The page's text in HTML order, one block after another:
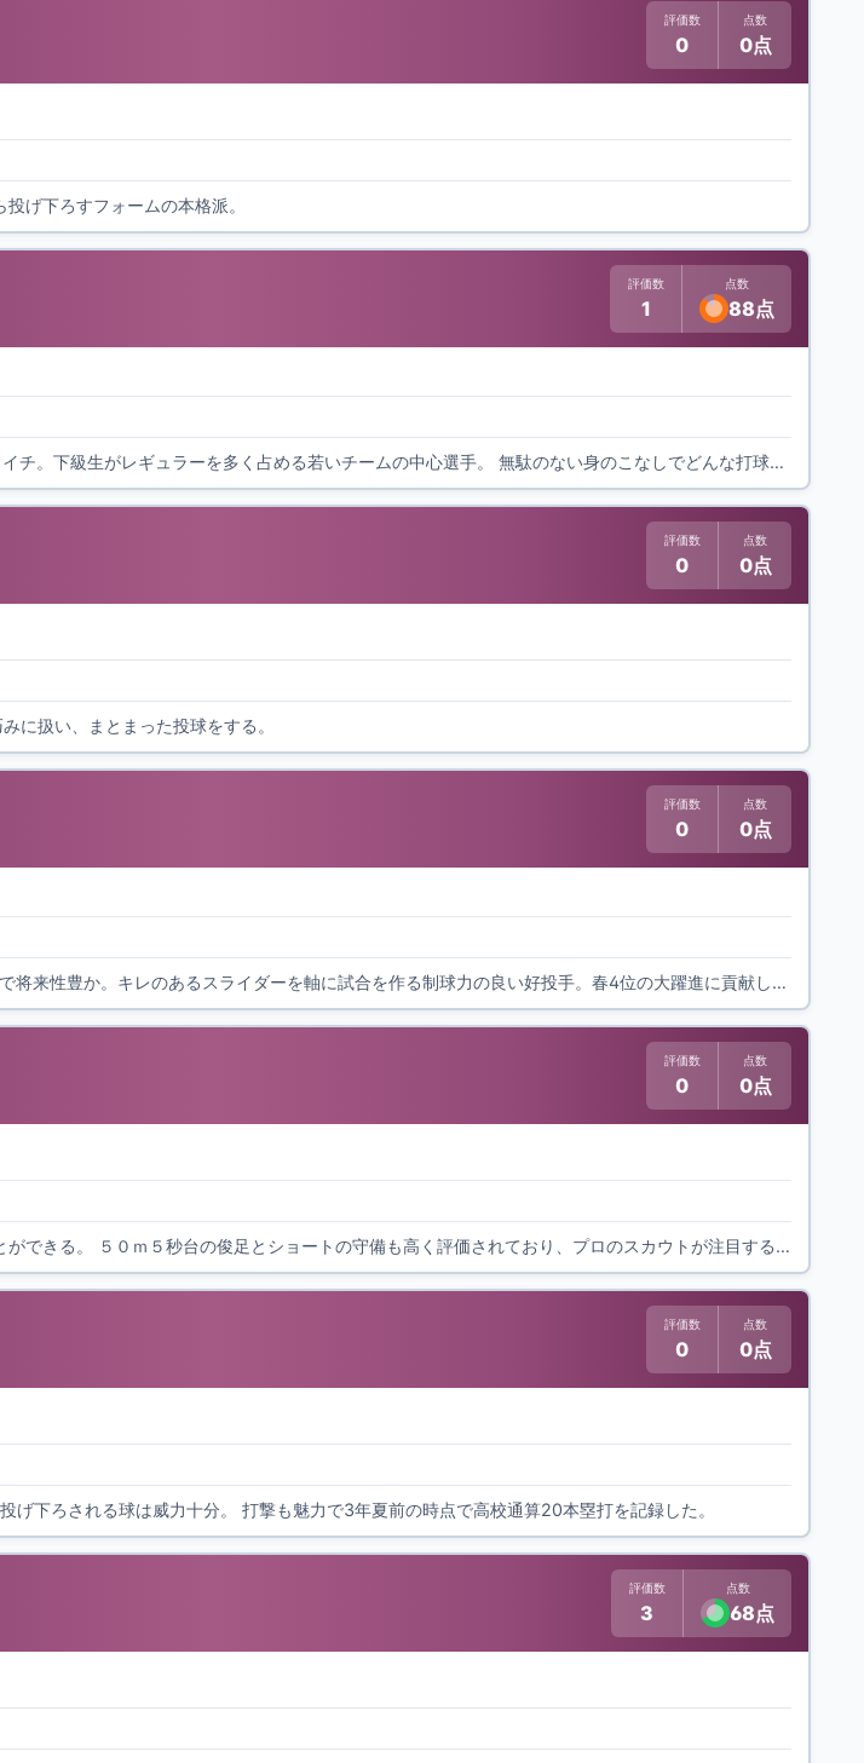
評価数
0
点数
0点
げ下ろすフォームの本格派。
評価数
1
点数
88点
乙訓の2年生遊撃手。好守の遊撃手で守備がピカイチ。下級生がレギュラーを多く占める若いチームの中心選手。 無駄のない身のこなしでどんな打球でも確実にアウトにする守備は必見
評価数
0
点数
0点
に扱い、まとまった投球をする。
評価数
0
点数
0点
城南菱創の2年生右腕。183cm82kgの大型投手で将来性豊か。キレのあるスライダーを軸に試合を作る制球力の良い好投手。春4位の大躍進に貢献し、鳥羽の正村と春にハイレベルな投げ合いを繰り広げた。
評価数
0
点数
0点
打撃の技術が素晴らしく、ヒットを量産することができる。 ５０ｍ５秒台の俊足とショートの守備も高く評価されており、プロのスカウトが注目する。
評価数
0
点数
0点
げ下ろされる球は威力十分。 打撃も魅力で3年夏前の時点で高校通算20本塁打を記録した。
評価数
3
点数
68点